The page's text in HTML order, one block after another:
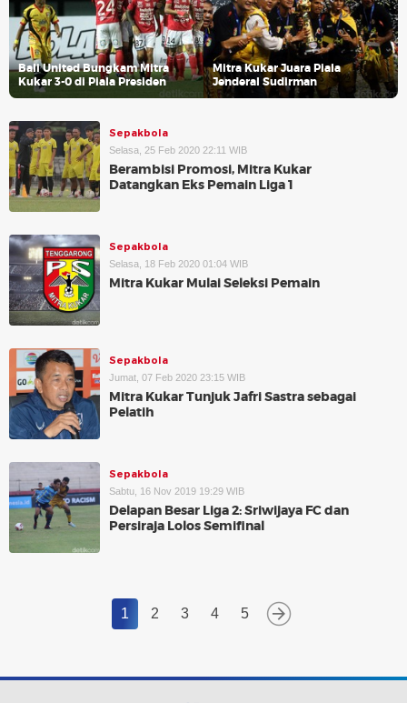
Bali United Bungkam Mitra
Kukar 3-0 di Piala Presiden
Mitra Kukar Juara Piala
Jenderal Sudirman
Sepakbola
Selasa, 25 Feb 2020 22:11 WIB
Berambisi Promosi, Mitra Kukar
Datangkan Eks Pemain Liga 1
Sepakbola
Selasa, 18 Feb 2020 01:04 WIB
Mitra Kukar Mulai Seleksi Pemain
Sepakbola
Jumat, 07 Feb 2020 23:15 WIB
Mitra Kukar Tunjuk Jafri Sastra sebagai
Pelatih
Sepakbola
Sabtu, 16 Nov 2019 19:29 WIB
Delapan Besar Liga 2: Sriwijaya FC dan
Persiraja Lolos Semifinal
1 2 3 4 5